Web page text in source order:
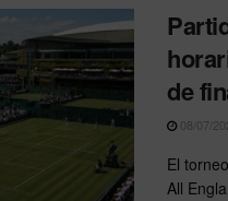
de
08/07/
El
All